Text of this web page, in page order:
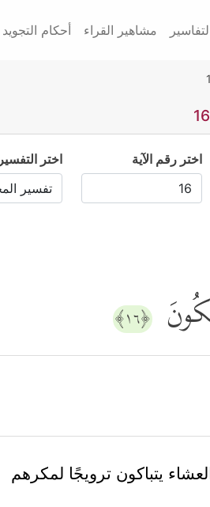
مشاهير القراء أحكام التجويد
اختر رقم الآية اختر التفسير
﴿١٦﴾
يتباكون ترويجًا لمكرهم